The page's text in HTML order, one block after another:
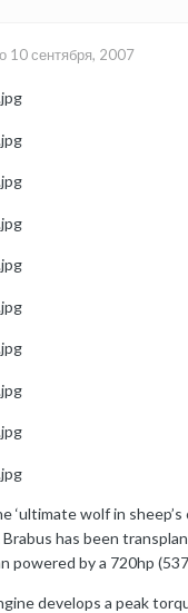
10 сентября, 2007
‘ultimate wolf in
has been
powered by a 720hp
develops a peak